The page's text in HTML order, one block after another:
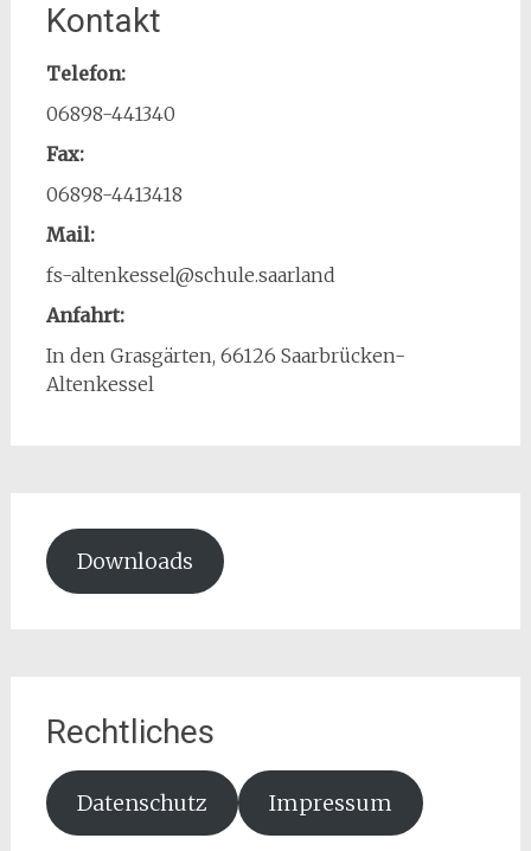
Kontakt
Telefon:
06898-441340
Fax:
06898-4413418
Mail:
fs-altenkessel@schule.saarland
Anfahrt:
In den Grasgärten, 66126 Saarbrücken-
Altenkessel
Downloads
Rechtliches
Datenschutz Impressum